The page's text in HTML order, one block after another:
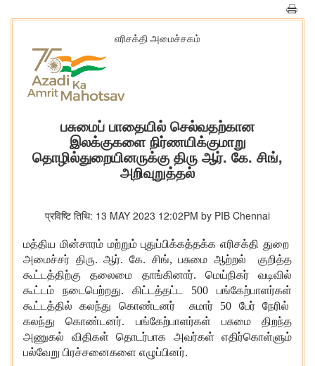
எரிசக்தி அமைச்சகம்
பசுமைப் பாதையில் செல்வதற்கான
இலக்குகளை நிர்ணயிக்குமாறு
தொழில்துறையினருக்கு திரு ஆர். கே. சிங்,
அறிவுறுத்தல்
प्रविष्टि तिथि: 13 MAY 2023 12:02PM by PIB Chennai
மத்திய மின்சாரம் மற்றும் புதுப்பிக்கத்தக்க எரிசக்தி துறை
அமைச்சர் திரு. ஆர். கே. சிங், பசுமை ஆற்றல் குறித்த
கூட்டத்திற்கு தலைமை தாங்கினார். மெய்நிகர் வடிவில்
கூட்டம் நடைபெற்றது. கிட்டத்தட்ட 500 பங்கேற்பாளர்கள்
கூட்டத்தில் கலந்து கொண்டனர் சுமார் 50 பேர் நேரில்
கலந்து கொண்டனர். பங்கேற்பாளர்கள் பசுமை திறந்த
அணுகல் விதிகள் தொடர்பாக அவர்கள் எதிர்கொள்ளும்
பல்வேறு பிரச்சனைகளை எழுப்பினர்.